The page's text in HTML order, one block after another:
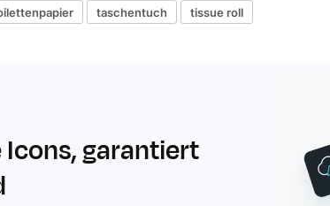
taschentuch tissue roll
garantiert